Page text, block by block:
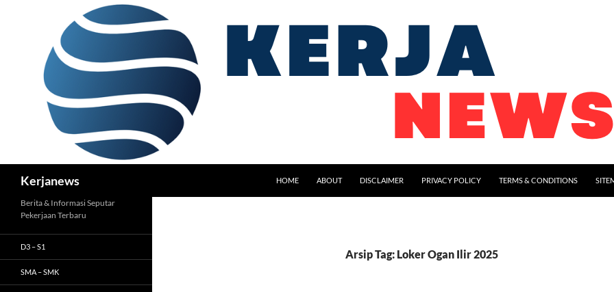
Kerjanews HOME ABOUT DISCLAIMER PRIVACY POLICY TERMS & CONDITIONS
Arsip Tag: Loker Ogan Ilir 2025
Berita & Informasi Seputar
Pekerjaan Terbaru
D3 – S1
SMA – SMK